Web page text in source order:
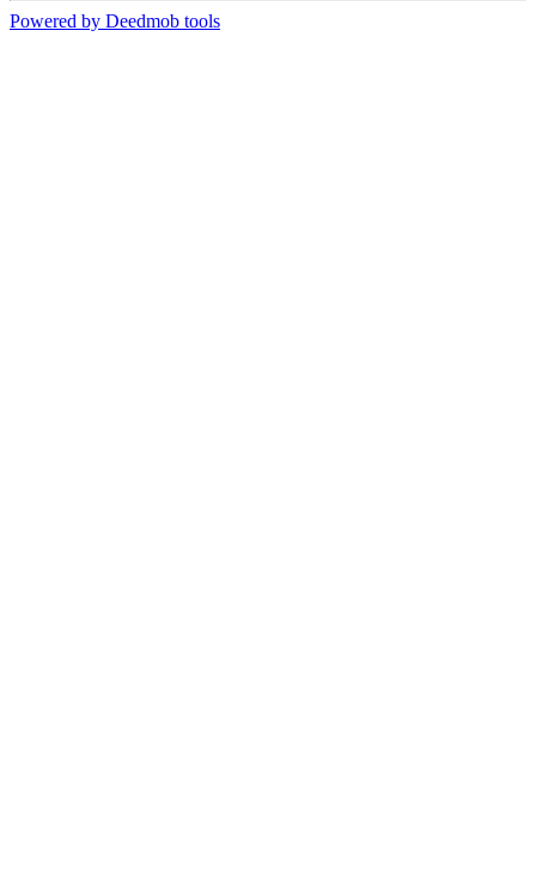
Powered by Deedmob tools